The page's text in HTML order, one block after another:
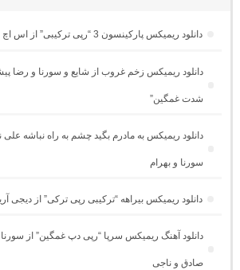
دانلود ریمیکس پارکینسون 3 “رپی ترکیبی” از اس اچ
دانلود ریمیکس زخم غروب از شایع و سورنا و رضا
شدت غمگین”
دانلود ریمیکس به مادرم بگید چشم به راه نباشه علی
سورنا و بهرام
دانلود ریمیکس بیراهه “ترکیبی رپی ترکی” از دیجی
دانلود آهنگ ریمیکس سرپا “رپی دپ غمگین” از
صادق و ناجی